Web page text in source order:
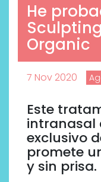
He
Organic
7 Nov 2020
Este
intranasal
exclusivo
promete
y sin prisa.